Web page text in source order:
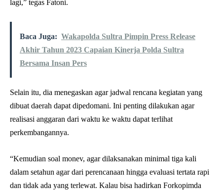
lagi,” tegas Fatoni.
Baca Juga: Wakapolda Sultra Pimpin Press Release
Akhir Tahun 2023 Capaian Kinerja Polda Sultra
Bersama Insan Pers
Selain itu, dia menegaskan agar jadwal rencana kegiatan yang
dibuat daerah dapat dipedomani. Ini penting dilakukan agar
realisasi anggaran dari waktu ke waktu dapat terlihat
perkembangannya.
“Kemudian soal monev, agar dilaksanakan minimal tiga kali
dalam setahun agar dari perencanaan hingga evaluasi tertata rapi
dan tidak ada yang terlewat. Kalau bisa hadirkan Forkopimda